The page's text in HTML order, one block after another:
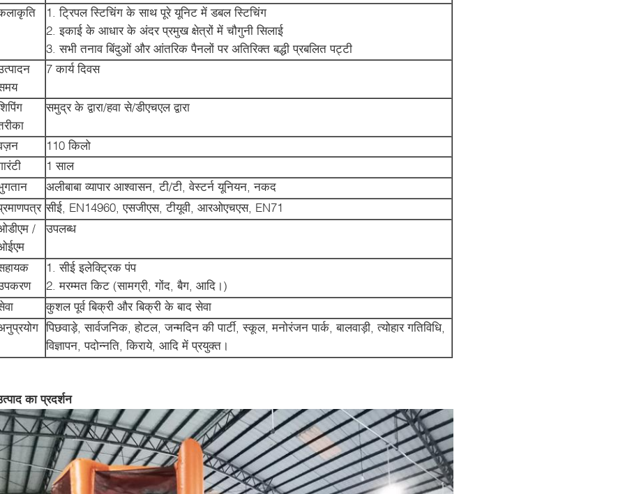
1. ट्रिपल स्टिचिंग के साथ पूरे यूनिट में डबल स्टिचिंग
2. इकाई के आधार के अंदर प्रमुख क्षेत्रों में चौगुनी सिलाई
3. सभी तनाव बिंदुओं और आंतरिक पैनलों पर अतिरिक्त बद्धी प्रबलित पट्टी
7 कार्य दिवस
समुद्र के द्वारा/हवा से/डीएचएल द्वारा
110 किलो
1 साल
अलीबाबा व्यापार आश्वासन, टी/टी, वेस्टर्न यूनियन, नकद
सीई, EN14960, एसजीएस, टीयूवी, आरओएचएस, EN71
/
उपलब्ध
1. सीई इलेक्ट्रिक पंप
2. मरम्मत किट (सामग्री, गोंद, बैग, आदि।)
कुशल पूर्व बिक्री और बिक्री के बाद सेवा
पिछवाड़े, सार्वजनिक, होटल, जन्मदिन की पार्टी, स्कूल, मनोरंजन पार्क, बालवाड़ी, त्योहार गतिविधि,
विज्ञापन, पदोन्नति, किराये, आदि में प्रयुक्त।
का प्रदर्शन